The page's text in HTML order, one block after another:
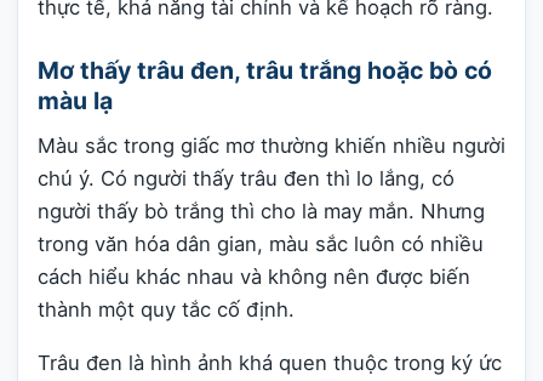
thực tế, khả năng tài chính và kế hoạch rõ ràng.
Mơ thấy trâu đen, trâu trắng hoặc bò có
màu lạ
Màu sắc trong giấc mơ thường khiến nhiều người
chú ý. Có người thấy trâu đen thì lo lắng, có
người thấy bò trắng thì cho là may mắn. Nhưng
trong văn hóa dân gian, màu sắc luôn có nhiều
cách hiểu khác nhau và không nên được biến
thành một quy tắc cố định.
Trâu đen là hình ảnh khá quen thuộc trong ký ức